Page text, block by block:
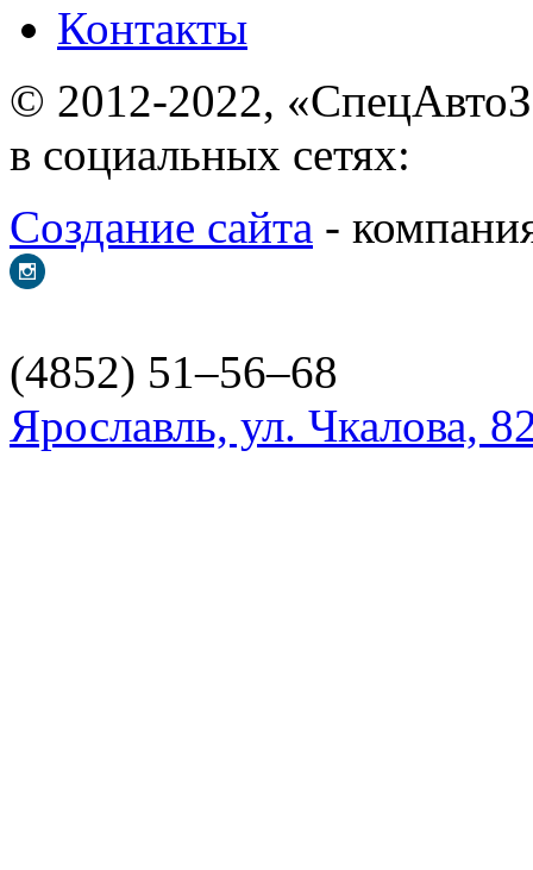
Контакты
© 2012-2022,
в социальных сетях:
Создание сайта -
(4852) 51–56–68
Ярославль, ул. Чкалова,